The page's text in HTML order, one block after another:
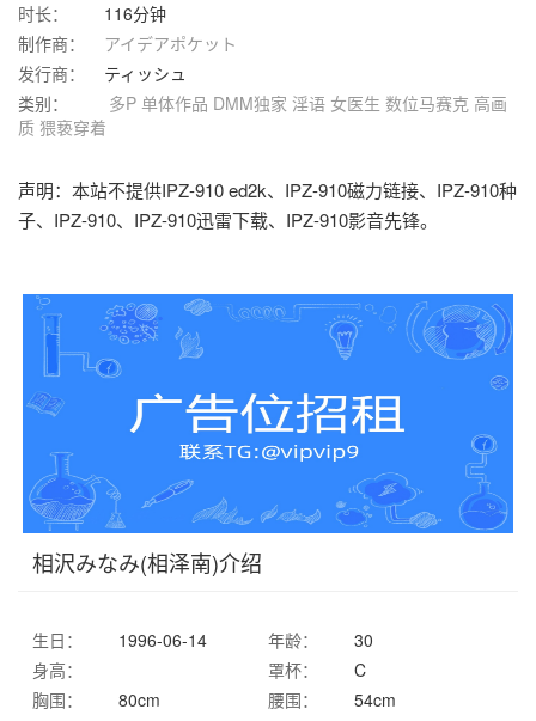
时长：
116分钟
制作商：
アイデアポケット
发行商：
ティッシュ
类别：
多P 单体作品 DMM独家 淫语 女医生 数位马赛克 高画
质 猥亵穿着
声明：本站不提供IPZ-910 ed2k、IPZ-910磁力链接、IPZ-910种
子、IPZ-910、IPZ-910迅雷下载、IPZ-910影音先锋。
相沢みなみ(相泽南)介绍
生日： 1996-06-14 年龄：
30
身高：
罩杯：
C
胸围：
80cm 腰围：
54cm